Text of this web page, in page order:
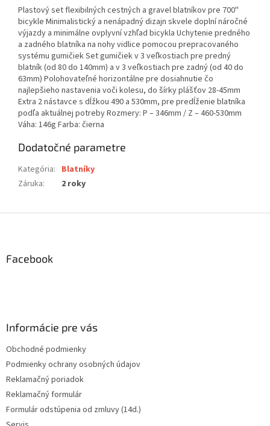
Plastový set flexibilných cestných a gravel blatníkov pre 700''
bicykle Minimalistický a nenápadný dizajn skvele doplní náročné
výjazdy a minimálne ovplyvní vzhľad bicykla Uchytenie predného
a zadného blatníka na nohy vidlice pomocou prepracovaného
systému gumičiek Set gumičiek v 3 veľkostiach pre predný
blatník (od 80 do 140mm) a v 3 veľkostiach pre zadný (od 40 do
63mm) Polohovateľné horizontálne pre dosiahnutie čo
najlepšieho nastavenia voči kolesu, do šírky plášťov 28-45mm
Extra 2 nástavce s dĺžkou 490 a 530mm, pre predĺženie blatníka
podľa aktuálnej potreby Rozmery: P – 346mm / Z – 460-530mm
Váha: 146g Farba: čierna
Dodatočné parametre
Kategória: Blatníky
Záruka: 2 roky
Facebook
Informácie pre vás
Obchodné podmienky
Podmienky ochrany osobných údajov
Reklamačný poriadok
Reklamačný formulár
Formulár odstúpenia od zmluvy (14d.)